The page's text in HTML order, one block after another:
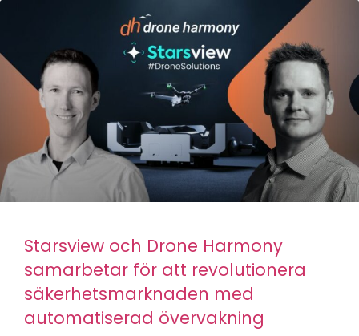
Starsview och Drone Harmony
samarbetar för att revolutionera
säkerhetsmarknaden med
automatiserad övervakning